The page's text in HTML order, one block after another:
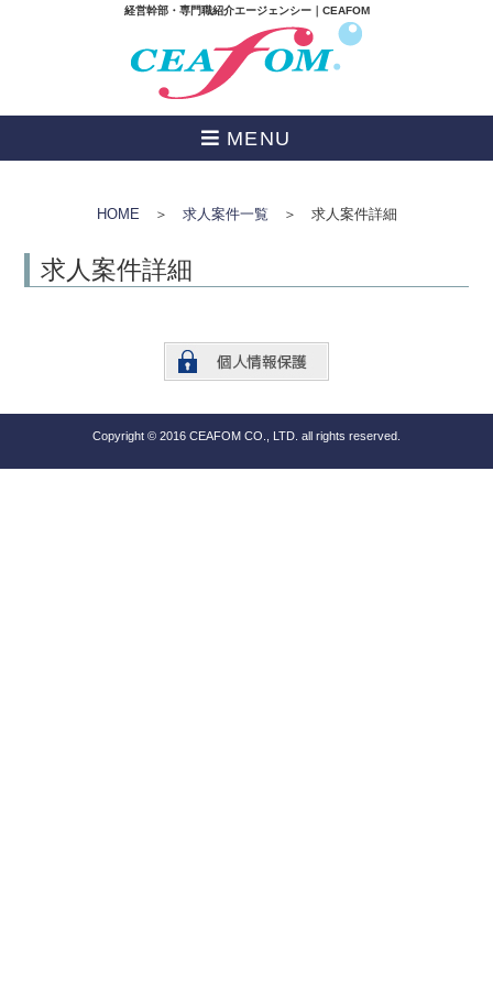
経営幹部・専門職紹介エージェンシー｜CEAFOM
MENU
HOME ＞ 求人案件一覧 ＞ 求人案件詳細
求人案件詳細
Copyright © 2016 CEAFOM CO., LTD. all rights reserved.